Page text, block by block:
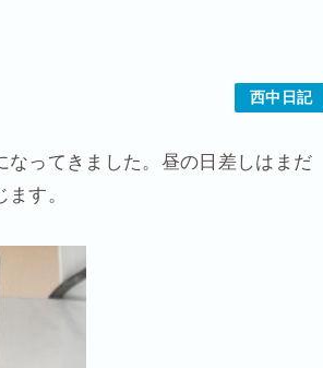
西中日記
ってきました。昼の日差しはまだ
す。